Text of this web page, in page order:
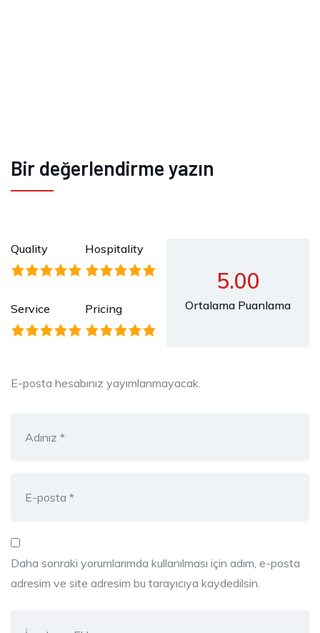
Bir değerlendirme yazın
Quality Hospitality
Service Pricing
5.00
Ortalama Puanlama
E-posta hesabınız yayımlanmayacak.
Daha sonraki yorumlarımda kullanılması için adım, e-posta
adresim ve site adresim bu tarayıcıya kaydedilsin.